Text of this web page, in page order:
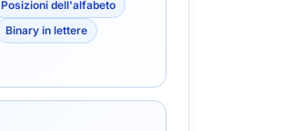
Posizioni dell'alfabeto
Binary in lettere